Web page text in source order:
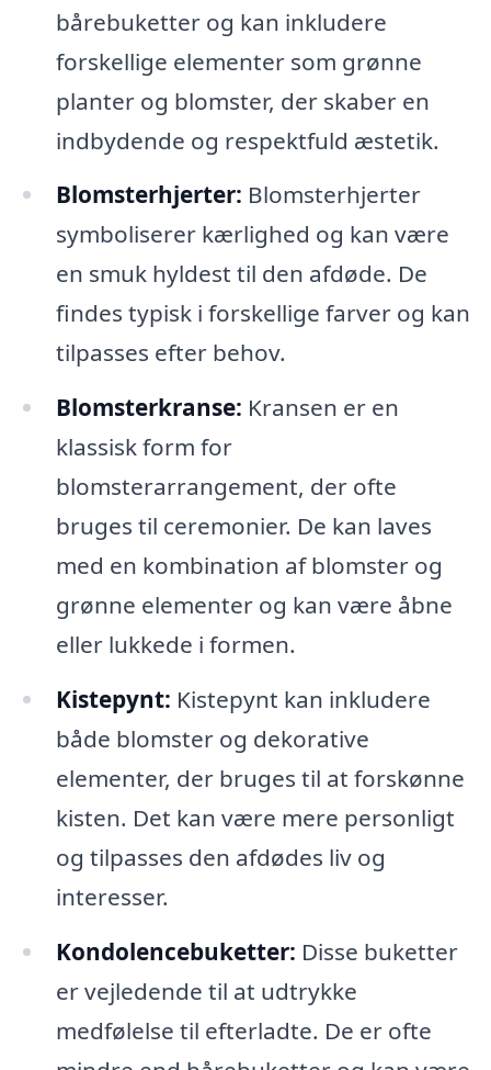
bårebuketter og kan inkludere
forskellige elementer som grønne
planter og blomster, der skaber en
indbydende og respektfuld æstetik.
Blomsterhjerter: Blomsterhjerter
symboliserer kærlighed og kan være
en smuk hyldest til den afdøde. De
findes typisk i forskellige farver og kan
tilpasses efter behov.
Blomsterkranse: Kransen er en
klassisk form for
blomsterarrangement, der ofte
bruges til ceremonier. De kan laves
med en kombination af blomster og
grønne elementer og kan være åbne
eller lukkede i formen.
Kistepynt: Kistepynt kan inkludere
både blomster og dekorative
elementer, der bruges til at forskønne
kisten. Det kan være mere personligt
og tilpasses den afdødes liv og
interesser.
Kondolencebuketter: Disse buketter
er vejledende til at udtrykke
medfølelse til efterladte. De er ofte